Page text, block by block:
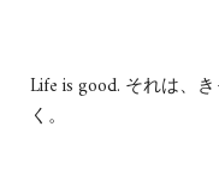
Life is good. それは、
く。